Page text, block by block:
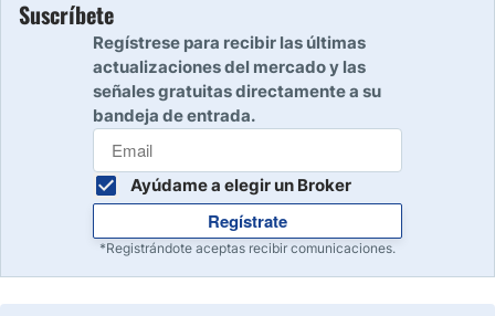
Suscríbete
Regístrese para recibir las últimas
actualizaciones del mercado y las
señales gratuitas directamente a su
bandeja de entrada.
Ayúdame a elegir un Broker
Regístrate
*Registrándote aceptas recibir comunicaciones.